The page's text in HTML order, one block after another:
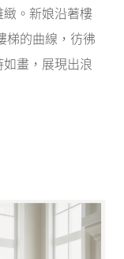
。新娘沿著樓
梯的曲線，彷彿
畫，展現出浪